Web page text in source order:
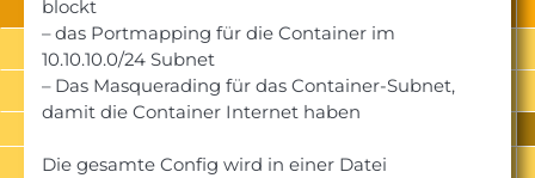
blockt
– das Portmapping für die Container im
10.10.10.0/24 Subnet
– Das Masquerading für das Container-Subnet,
damit die Container Internet haben
Die gesamte Config wird in einer Datei